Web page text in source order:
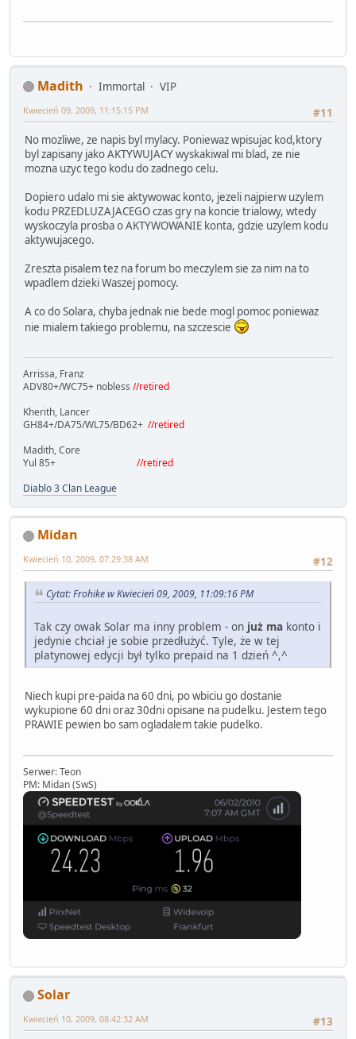
Madith Immortal
VIP
#11
Kwiecień 09, 2009, 11:15:15 PM
No mozliwe, ze napis byl mylacy. Poniewaz wpisujac kod,ktory
byl zapisany jako AKTYWUJACY wyskakiwal mi blad, ze nie
mozna uzyc tego kodu do zadnego celu.
Dopiero udalo mi sie aktywowac konto, jezeli najpierw uzylem
kodu PRZEDLUZAJACEGO czas gry na koncie trialowy, wtedy
wyskoczyla prosba o AKTYWOWANIE konta, gdzie uzylem kodu
aktywujacego.
Zreszta pisalem tez na forum bo meczylem sie za nim na to
wpadlem dzieki Waszej pomocy.
A co do Solara, chyba jednak nie bede mogl pomoc poniewaz
nie mialem takiego problemu, na szczescie
Arrissa, Franz
ADV80+/WC75+ nobless //retired
Kherith, Lancer
GH84+/DA75/WL75/BD62+ //retired
Madith, Core
Yul 85+ //retired
Diablo 3 Clan League
Midan
#12
Kwiecień 10, 2009, 07:29:38 AM
Cytat: Frohike w Kwiecień 09, 2009, 11:09:16 PM
Tak czy owak Solar ma inny problem - on już ma konto i
jedynie chciał je sobie przedłużyć. Tyle, że w tej
platynowej edycji był tylko prepaid na 1 dzień ^,^
Niech kupi pre-paida na 60 dni, po wbiciu go dostanie
wykupione 60 dni oraz 30dni opisane na pudelku. Jestem tego
PRAWIE pewien bo sam ogladalem takie pudelko.
Serwer: Teon
PM: Midan (SwS)
Solar
#13
Kwiecień 10, 2009, 08:42:32 AM